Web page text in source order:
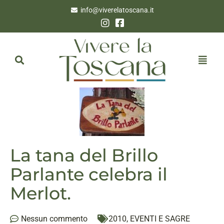
info@viverelatoscana.it
La tana del Brillo
Parlante celebra il
Merlot.
Nessun commento 2010, EVENTI E SAGRE